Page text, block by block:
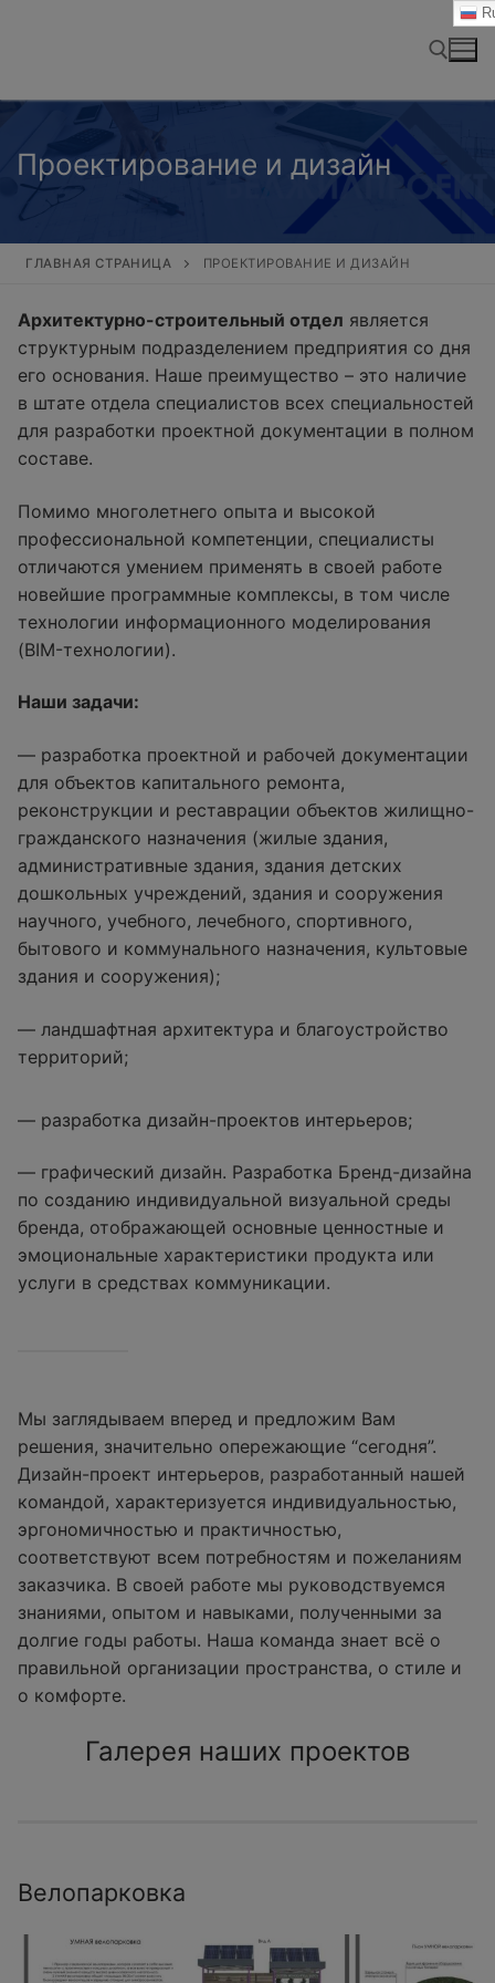
Проектирование и дизайн
ГЛАВНАЯ СТРАНИЦА ПРОЕКТИРОВАНИЕ И ДИЗАЙН
Архитектурно-строительный отдел является
структурным подразделением предприятия со дня
его основания. Наше преимущество – это наличие
в штате отдела специалистов всех специальностей
для разработки проектной документации в полном
составе.
Помимо многолетнего опыта и высокой
профессиональной компетенции, специалисты
отличаются умением применять в своей работе
новейшие программные комплексы, в том числе
технологии информационного моделирования
(BIM-технологии).
Наши задачи:
— разработка проектной и рабочей документации
для объектов капитального ремонта,
реконструкции и реставрации объектов жилищно-
гражданского назначения (жилые здания,
административные здания, здания детских
дошкольных учреждений, здания и сооружения
научного, учебного, лечебного, спортивного,
бытового и коммунального назначения, культовые
здания и сооружения);
— ландшафтная архитектура и благоустройство
территорий;
— разработка дизайн-проектов интерьеров;
— графический дизайн. Разработка Бренд-дизайна
по созданию индивидуальной визуальной среды
бренда, отображающей основные ценностные и
эмоциональные характеристики продукта или
услуги в средствах коммуникации.
Мы заглядываем вперед и предложим Вам
решения, значительно опережающие “сегодня”.
Дизайн-проект интерьеров, разработанный нашей
командой, характеризуется индивидуальностью,
эргономичностью и практичностью,
соответствуют всем потребностям и пожеланиям
заказчика. В своей работе мы руководствуемся
знаниями, опытом и навыками, полученными за
долгие годы работы. Наша команда знает всё о
правильной организации пространства, о стиле и
о комфорте.
Галерея наших проектов
Велопарковка